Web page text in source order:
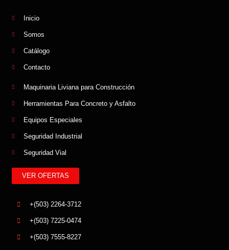
Inicio
Somos
Catálogo
Contacto
Maquinaria Liviana para Construcción
Herramientas Para Concreto y Asfalto
Equipos Especiales
Seguridad Industrial
Seguridad Vial
VER OFERTAS
+(503) 2264-3712
+(503) 7225-0474
+(503) 7555-8227